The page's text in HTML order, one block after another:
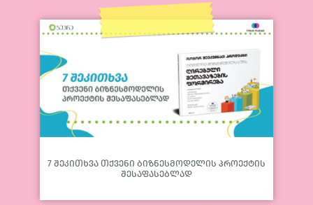
7 შეკითხვა თქვენი ბიზნესმოდელის პროექტის
შესაფასებლად